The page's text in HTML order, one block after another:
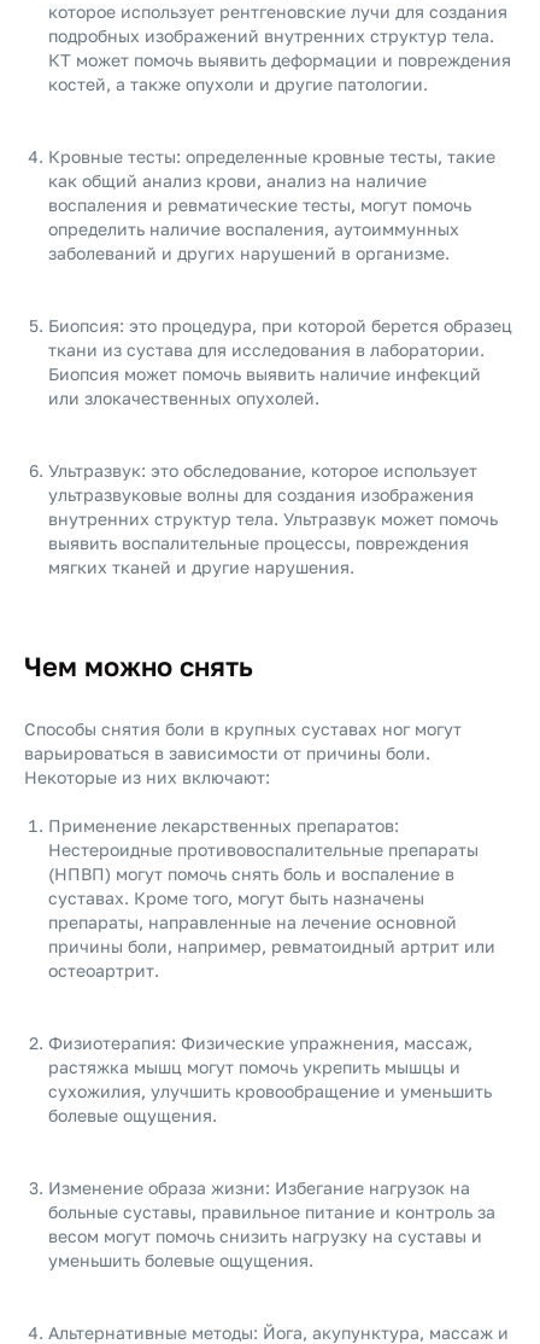
которое использует рентгеновские лучи для создания
подробных изображений внутренних структур тела.
КТ может помочь выявить деформации и повреждения
костей, а также опухоли и другие патологии.
Кровные тесты: определенные кровные тесты, такие
как общий анализ крови, анализ на наличие
воспаления и ревматические тесты, могут помочь
определить наличие воспаления, аутоиммунных
заболеваний и других нарушений в организме.
Биопсия: это процедура, при которой берется образец
ткани из сустава для исследования в лаборатории.
Биопсия может помочь выявить наличие инфекций
или злокачественных опухолей.
Ультразвук: это обследование, которое использует
ультразвуковые волны для создания изображения
внутренних структур тела. Ультразвук может помочь
выявить воспалительные процессы, повреждения
мягких тканей и другие нарушения.
Чем можно снять
Способы снятия боли в крупных суставах ног могут
варьироваться в зависимости от причины боли.
Некоторые из них включают:
Применение лекарственных препаратов:
Нестероидные противовоспалительные препараты
(НПВП) могут помочь снять боль и воспаление в
суставах. Кроме того, могут быть назначены
препараты, направленные на лечение основной
причины боли, например, ревматоидный артрит или
остеоартрит.
Физиотерапия: Физические упражнения, массаж,
растяжка мышц могут помочь укрепить мышцы и
сухожилия, улучшить кровообращение и уменьшить
болевые ощущения.
Изменение образа жизни: Избегание нагрузок на
больные суставы, правильное питание и контроль за
весом могут помочь снизить нагрузку на суставы и
уменьшить болевые ощущения.
Альтернативные методы: Йога, акупунктура, массаж и